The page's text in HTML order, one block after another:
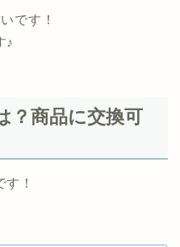
です！
♪
？商品に交換可
！